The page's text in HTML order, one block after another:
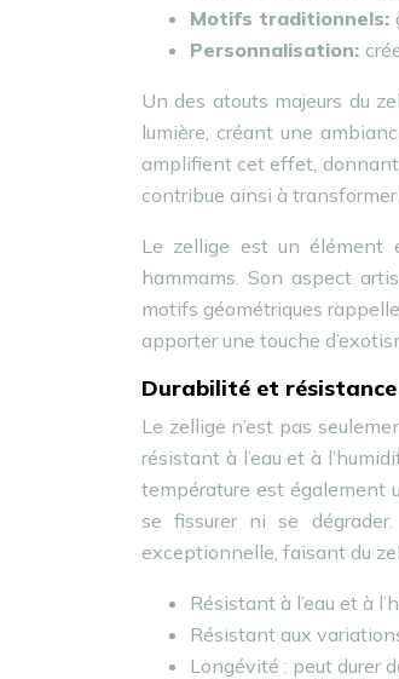
Motifs traditionnels:
Personnalisation:
Un des atouts majeurs du
lumière, créant une
amplifient cet effet,
contribue ainsi à transformer
Le zellige est un élément
hammams. Son aspect
motifs géométriques
apporter une touche
Durabilité et
Le zellige n’est pas
résistant à l’eau et à
température est également
se fissurer ni se
exceptionnelle, faisant du
Résistant à l’eau et à
Résistant aux
Longévité : peut durer